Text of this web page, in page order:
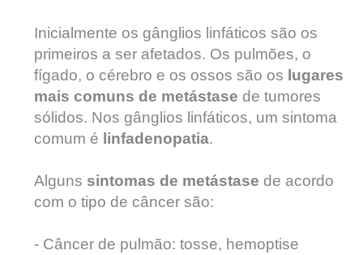
Inicialmente os gânglios linfáticos são os
primeiros a ser afetados. Os pulmões, o
fígado, o cérebro e os ossos são os lugares
mais comuns de metástase de tumores
sólidos. Nos gânglios linfáticos, um sintoma
comum é linfadenopatia.
Alguns sintomas de metástase de acordo
com o tipo de câncer são:
- Câncer de pulmão: tosse, hemoptise